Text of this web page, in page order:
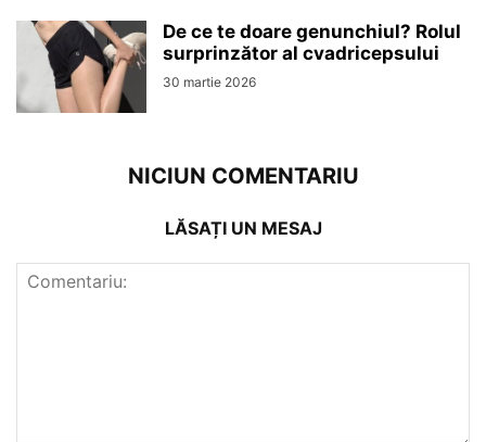
De ce te doare genunchiul? Rolul
surprinzător al cvadricepsului
30 martie 2026
NICIUN COMENTARIU
LĂSAȚI UN MESAJ